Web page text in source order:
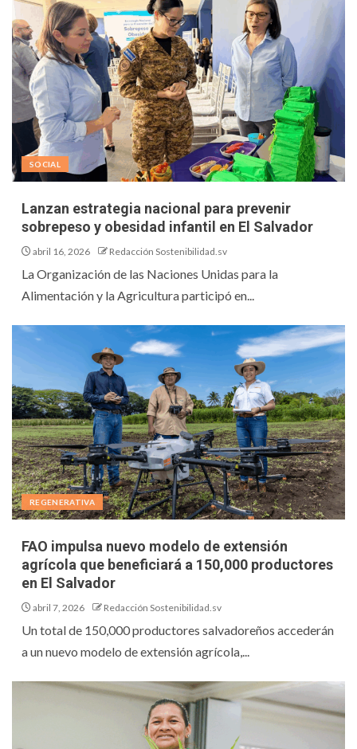
SOCIAL
Lanzan estrategia nacional para prevenir
sobrepeso y obesidad infantil en El Salvador
abril 16, 2026 Redacción Sostenibilidad.sv
La Organización de las Naciones Unidas para la
Alimentación y la Agricultura participó en...
REGENERATIVA
FAO impulsa nuevo modelo de extensión
agrícola que beneficiará a 150,000 productores
en El Salvador
abril 7, 2026 Redacción Sostenibilidad.sv
Un total de 150,000 productores salvadoreños accederán
a un nuevo modelo de extensión agrícola,...